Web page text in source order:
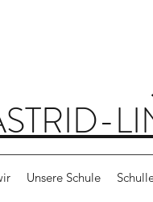
Unsere Schule